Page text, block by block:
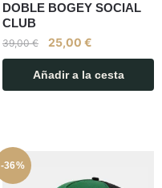
DOBLE BOGEY SOCIAL
CLUB
39,00€ 25,00 €
Añadir a la cesta
-36%